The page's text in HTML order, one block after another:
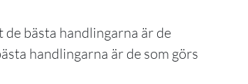
handlingarna är de som görs